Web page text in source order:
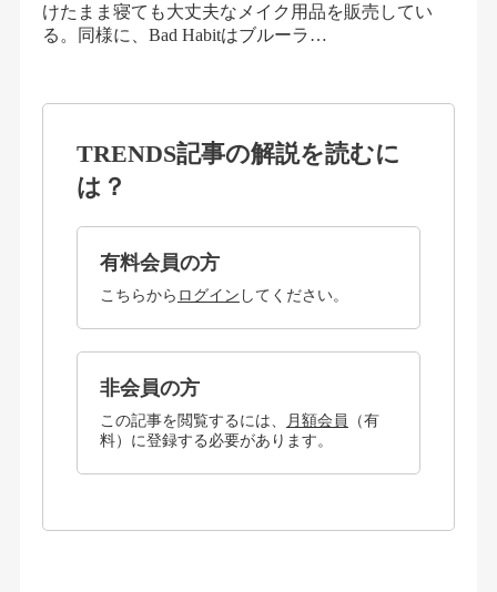
けたまま寝ても大丈夫なメイク用品を販売してい
る。同様に、Bad Habitはブルーラ…
TRENDS記事の解説を読むに
は？
有料会員の方
こちらから ログイン してください。
非会員の方
この記事を閲覧するには、 月額会員
（有
料）に登録する必要があります。